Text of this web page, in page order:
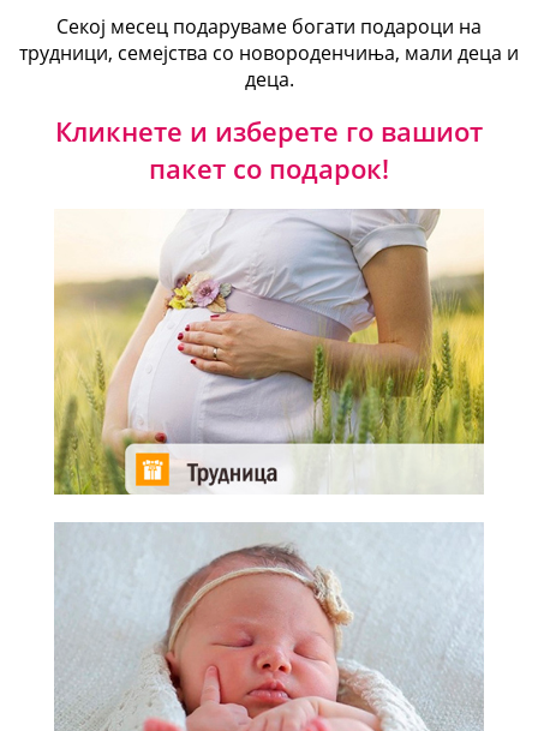
Секој месец подаруваме богати подароци на
трудници, семејства со новороденчиња, мали деца и
деца.
Кликнете и изберете го вашиот
пакет со подарок!